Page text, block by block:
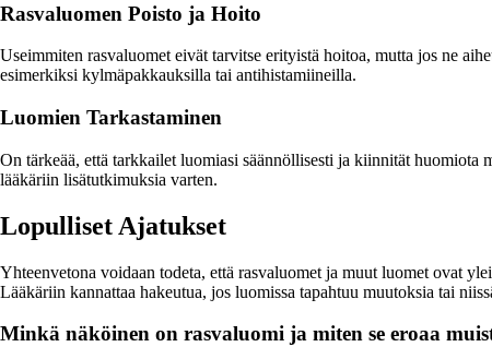
Rasvaluomen Poisto ja Hoito
Useimmiten rasvaluomet eivät tarvitse erityistä hoitoa, mutta jos ne
esimerkiksi kylmäpakkauksilla tai antihistamiineilla.
Luomien Tarkastaminen
On tärkeää, että tarkkailet luomiasi säännöllisesti ja kiinnität
lääkäriin lisätutkimuksia varten.
Lopulliset Ajatukset
Yhteenvetona voidaan todeta, että rasvaluomet ja muut luomet ovat
Lääkäriin kannattaa hakeutua, jos luomissa tapahtuu muutoksia tai
Minkä näköinen on rasvaluomi ja miten se eroaa